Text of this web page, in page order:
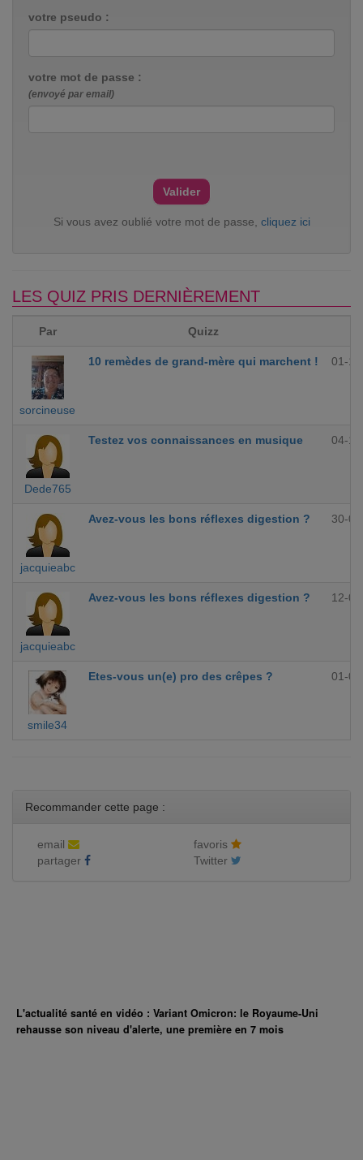
votre pseudo :
votre mot de passe :
(envoyé par email)
Si vous avez oublié votre mot de passe, cliquez ici
LES QUIZ PRIS DERNIÈREMENT
Par Quizz
sorcineuse
10 remèdes de grand-mère qui marchent ! 01-
Dede765
Testez vos connaissances en musique 04-
jacquieabc
Avez-vous les bons réflexes digestion ? 30-
jacquieabc
Avez-vous les bons réflexes digestion ? 12-
smile34
Etes-vous un(e) pro des crêpes ? 01-
Recommander cette page :
email
favoris
partager
Twitter
L'actualité santé en vidéo : Variant Omicron: le Royaume-Uni
rehausse son niveau d'alerte, une première en 7 mois